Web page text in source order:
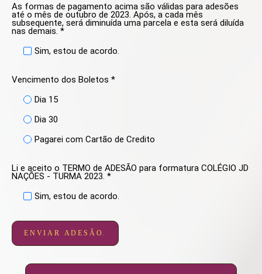
As formas de pagamento acima são válidas para adesões
até o mês de outubro de 2023. Após, a cada mês
subsequente, será diminuída uma parcela e esta será diluída
nas demais. *
Sim, estou de acordo.
Vencimento dos Boletos *
Dia 15
Dia 30
Pagarei com Cartão de Credito
Li e aceito o TERMO de ADESÃO para formatura COLÉGIO JD
NAÇÕES - TURMA 2023. *
Sim, estou de acordo.
ENVIAR ADESÃO.